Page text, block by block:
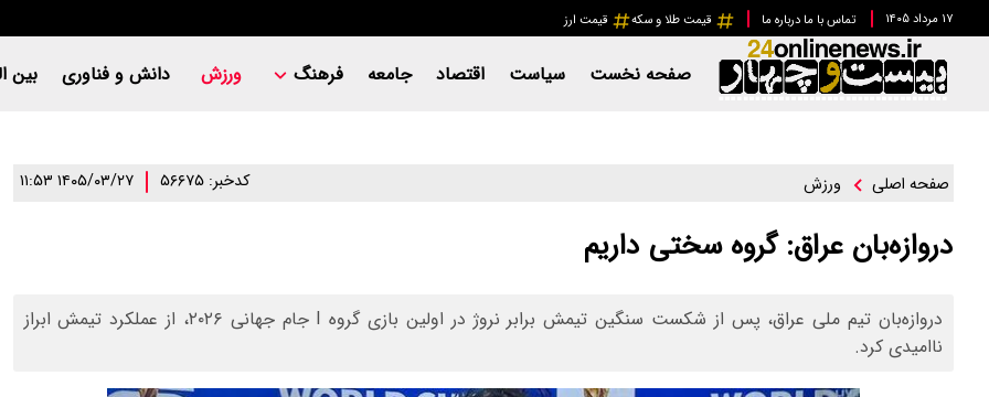
۱۷ مرداد ۱۴۰۵ تماس با ما درباره ما قیمت طلا و سکه قیمت ارز
صفحه نخست سیاست اقتصاد جامعه فرهنگ ورزش دانش و فناوری بین
صفحه اصلی ورزش کدخبر: ۵۶۶۷۵ ۱۴۰۵/۰۳/۲۷ ۱۱:۵۳
دروازه‌بان عراق: گروه سختی داریم
دروازه‌بان تیم ملی عراق، پس از شکست سنگین تیمش برابر نروژ در اولین بازی گروه I جام جهانی ۲۰۲۶، از عملکرد تیمش ابراز
ناامیدی کرد.